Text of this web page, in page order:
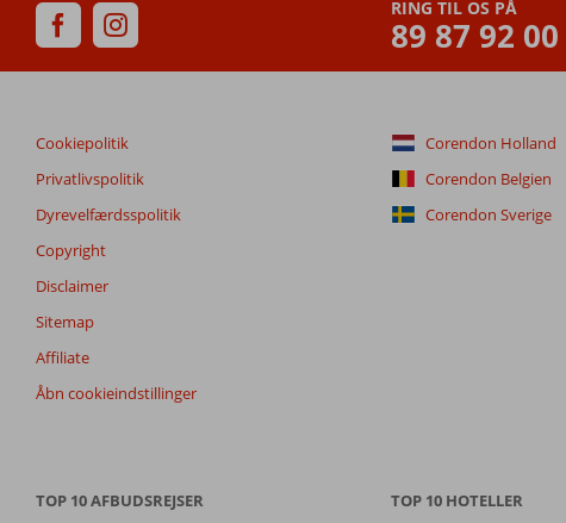
RING TIL OS PÅ
89 87 92 00
Cookiepolitik
Privatlivspolitik
Dyrevelfærdsspolitik
Copyright
Disclaimer
Sitemap
Affiliate
Åbn cookieindstillinger
Corendon Holland
Corendon Belgien
Corendon Sverige
TOP 10 AFBUDSREJSER
TOP 10 HOTELLER